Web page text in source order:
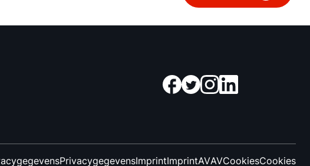
PrivacygegevensImprintImprintAVAVCookiesCookies